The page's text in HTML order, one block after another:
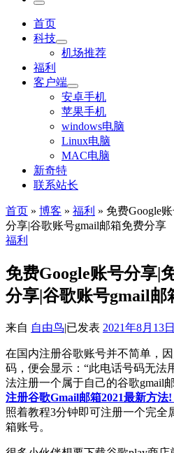
主
菜
单
首页
科技
机场推荐
福利
客户端
安卓手机
苹果手机
windows电脑
Linux电脑
MAC电脑
新奇特
联系站长
首页 » 博客 » 福利 » 免费Google
分享|谷歌账号gmail邮箱免费分享
福利
免费Google账号分享|
分享|谷歌账号gmail邮
来自 自由鸟|已发表 2021年8月13日
在国内注册谷歌账号并不简单，
码，便会显示：“此电话号码无法
法注册一个属于自己的谷歌gmail
注册谷歌Gmail邮箱2021最新方法
照着教程3分钟即可注册一个完全
箱账号。